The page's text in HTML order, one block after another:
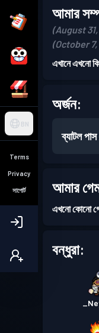
BN
Terms
Privacy
সাপোর্ট
আমার
(August 31,
(October 7,
এখানে এখনো
অর্জন:
ব্যাটল পাস
আমার
এখনো কোনো
বন্ধুরা: